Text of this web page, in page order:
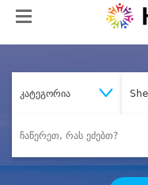
კატეგორია